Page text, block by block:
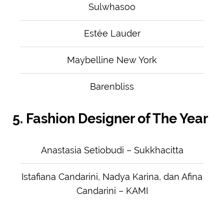
Sulwhasoo
Estée Lauder
Maybelline New York
Barenbliss
5. Fashion Designer of The Year
Anastasia Setiobudi – Sukkhacitta
Istafiana Candarini, Nadya Karina, dan Afina
Candarini – KAMI